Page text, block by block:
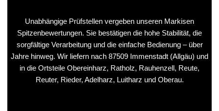
Unabhängige Prüfstellen vergeben unseren Markisen
Spitzenbewertungen. Sie bestätigen die hohe Stabilität, die
sorgfältige Verarbeitung und die einfache Bedienung – über
Jahre hinweg. Wir liefern nach 87509 Immenstadt (Allgäu) und
in die Ortsteile Obereinharz, Ratholz, Rauhenzell, Reute,
Reuter, Rieder, Adelharz, Luitharz und Oberau.